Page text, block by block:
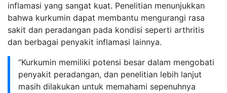
inflamasi yang sangat kuat. Penelitian menunjukkan
bahwa kurkumin dapat membantu mengurangi rasa
sakit dan peradangan pada kondisi seperti arthritis
dan berbagai penyakit inflamasi lainnya.
“Kurkumin memiliki potensi besar dalam mengobati
penyakit peradangan, dan penelitian lebih lanjut
masih dilakukan untuk memahami sepenuhnya